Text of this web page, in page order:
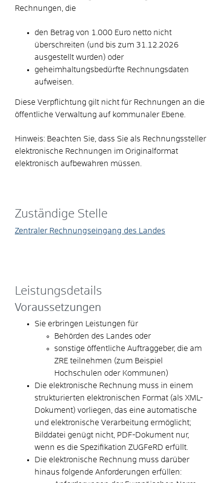
Rechnungen, die
den Betrag von 1.000 Euro netto nicht
überschreiten (und bis zum 31.12.2026
ausgestellt wurden) oder
geheimhaltungsbedürfte Rechnungsdaten
aufweisen.
Diese Verpflichtung gilt nicht für Rechnungen an die
öffentliche Verwaltung auf kommunaler Ebene.
Hinweis: Beachten Sie, dass Sie als Rechnungssteller
elektronische Rechnungen im Originalformat
elektronisch aufbewahren müssen.
Zuständige Stelle
Zentraler Rechnungseingang des Landes
Leistungsdetails
Voraussetzungen
Sie erbringen Leistungen für
Behörden des Landes oder
sonstige öffentliche Auftraggeber, die am
ZRE teilnehmen (zum Beispiel
Hochschulen oder Kommunen)
Die elektronische Rechnung muss in einem
strukturierten elektronischen Format (als XML-
Dokument) vorliegen, das eine automatische
und elektronische Verarbeitung ermöglicht;
Bilddatei genügt nicht, PDF-Dokument nur,
wenn es die Spezifikation ZUGFeRD erfüllt.
Die elektronische Rechnung muss darüber
hinaus folgende Anforderungen erfüllen: